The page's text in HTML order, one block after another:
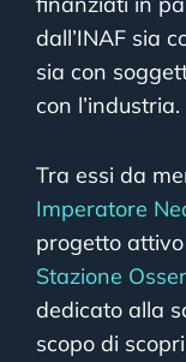
dall’INAF sia
sia con
con l’industria.
Tra essi da
Imperatore
progetto
Stazione
dedicato alla
scopo di